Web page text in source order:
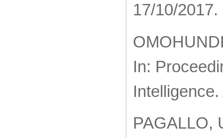
17/10/2017.
In:
PAGALLO,